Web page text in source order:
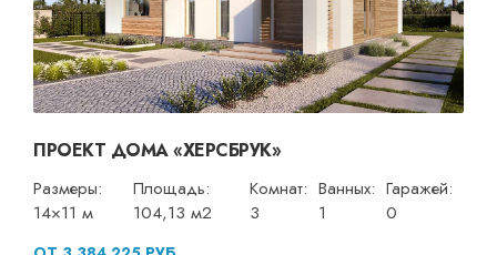
ПРОЕКТ ДОМА «ХЕРСБРУК»
Размеры:
14×11 м
Площадь:
104,13 м2
Комнат:
3
Ванных:
1
Гаражей:
0